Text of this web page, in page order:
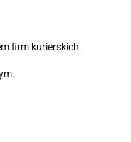
firm kurierskich.